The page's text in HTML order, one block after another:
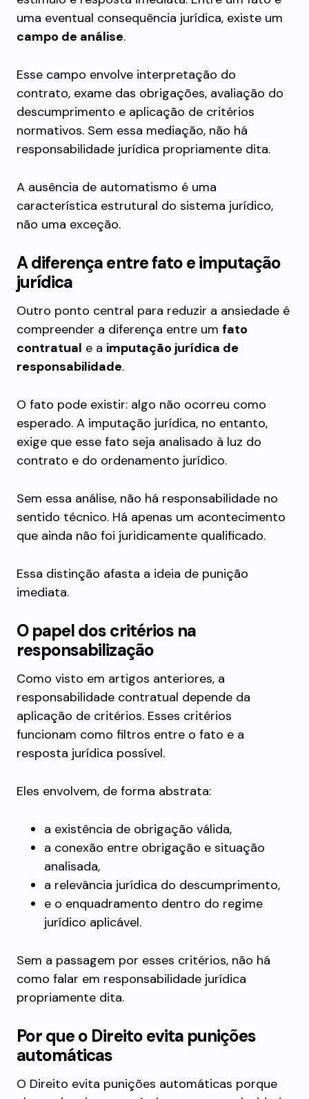
uma eventual consequência jurídica, existe um
campo de análise.
Esse campo envolve interpretação do
contrato, exame das obrigações, avaliação do
descumprimento e aplicação de critérios
normativos. Sem essa mediação, não há
responsabilidade jurídica propriamente dita.
A ausência de automatismo é uma
característica estrutural do sistema jurídico,
não uma exceção.
A diferença entre fato e imputação
jurídica
Outro ponto central para reduzir a ansiedade é
compreender a diferença entre um fato
contratual e a imputação jurídica de
responsabilidade.
O fato pode existir: algo não ocorreu como
esperado. A imputação jurídica, no entanto,
exige que esse fato seja analisado à luz do
contrato e do ordenamento jurídico.
Sem essa análise, não há responsabilidade no
sentido técnico. Há apenas um acontecimento
que ainda não foi juridicamente qualificado.
Essa distinção afasta a ideia de punição
imediata.
O papel dos critérios na
responsabilização
Como visto em artigos anteriores, a
responsabilidade contratual depende da
aplicação de critérios. Esses critérios
funcionam como filtros entre o fato e a
resposta jurídica possível.
Eles envolvem, de forma abstrata:
a existência de obrigação válida,
a conexão entre obrigação e situação
analisada,
a relevância jurídica do descumprimento,
e o enquadramento dentro do regime
jurídico aplicável.
Sem a passagem por esses critérios, não há
como falar em responsabilidade jurídica
propriamente dita.
Por que o Direito evita punições
automáticas
O Direito evita punições automáticas porque